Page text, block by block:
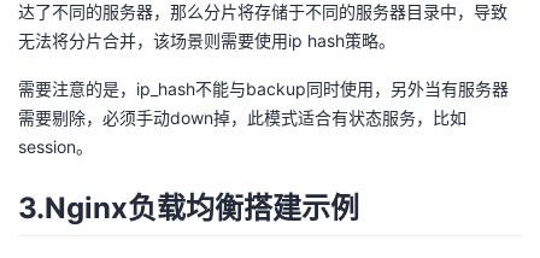
达了不同的服务器，那么分片将存储于不同的服务器目录中，导致
无法将分片合并，该场景则需要使用ip hash策略。
需要注意的是，ip_hash不能与backup同时使用，另外当有服务器
需要剔除，必须手动down掉，此模式适合有状态服务，比如
session。
3.Nginx负载均衡搭建示例